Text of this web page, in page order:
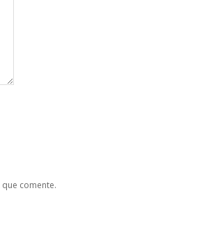
comente.